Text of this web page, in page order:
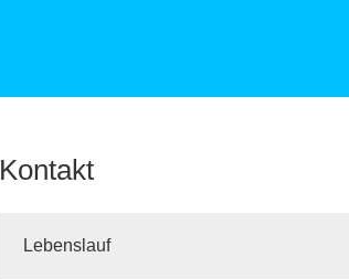
Kontakt
Lebenslauf